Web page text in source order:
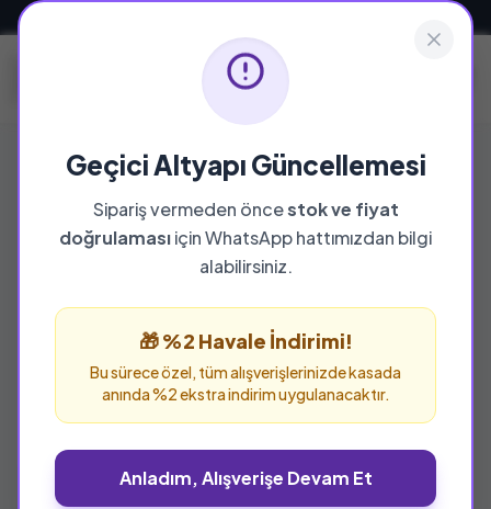
Geçici Altyapı Güncellemesi
Sipariş vermeden öncestok ve fiyat
doğrulamasıiçin WhatsApp hattımızdan bilgi
alabilirsiniz.
🎁 %2 Havale İndirimi!
Bu sürece özel, tüm alışverişlerinizde kasada
anında %2 ekstra indirim uygulanacaktır.
Anladım, Alışverişe Devam Et
YAYINEVI
Kto Karatay Üniversitesi
Kto Karatay Üniversitesi yayınevine ait tüm
eserleri bu sayfada inceleyebilir ve güvenle